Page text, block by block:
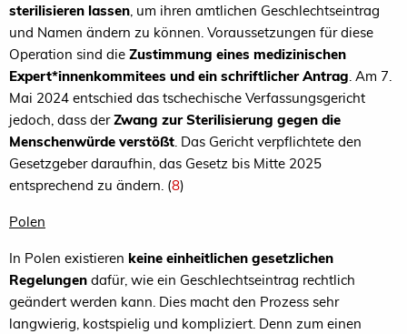
sterilisieren lassen, um ihren amtlichen Geschlechtseintrag
und Namen ändern zu können. Voraussetzungen für diese
Operation sind die Zustimmung eines medizinischen
Expert*innenkommitees und ein schriftlicher Antrag. Am 7.
Mai 2024 entschied das tschechische Verfassungsgericht
jedoch, dass derZwang zur Sterilisierung gegen die
Menschenwürde verstößt. Das Gericht verpflichtete den
Gesetzgeber daraufhin, das Gesetz bis Mitte 2025
entsprechend zu ändern. (8)
Polen
In Polen existieren keine einheitlichen gesetzlichen
Regelungen dafür, wie ein Geschlechtseintrag rechtlich
geändert werden kann. Dies macht den Prozess sehr
langwierig, kostspielig und kompliziert. Denn zum einen